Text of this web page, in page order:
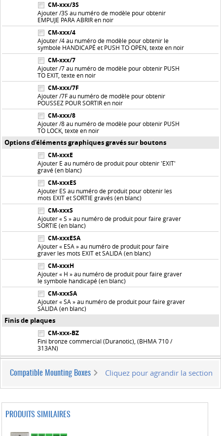
CM-xxx/3S
Ajouter /3S au numéro de modèle pour obtenir
EMPUJE PARA ABRIR en noir
CM-xxx/4
Ajouter /4 au numéro de modèle pour obtenir le
symbole HANDICAPÉ et PUSH TO OPEN, texte en noir
CM-xxx/7
Ajouter /7 au numéro de modèle pour obtenir PUSH
TO EXIT, texte en noir
CM-xxx/7F
Ajouter /7F au numéro de modèle pour obtenir
POUSSEZ POUR SORTIR en noir
CM-xxx/8
Ajouter /8 au numéro de modèle pour obtenir PUSH
TO LOCK, texte en noir
Options d'éléments graphiques gravés sur boutons
CM-xxxE
Ajouter E au numéro de produit pour obtenir 'EXIT'
gravé (en blanc)
CM-xxxES
Ajouter ES au numéro de produit pour obtenir les
mots EXIT et SORTIE gravés (en blanc)
CM-xxxS
Ajouter « S » au numéro de produit pour faire graver
SORTIE (en blanc)
CM-xxxESA
Ajouter « ESA » au numéro de produit pour faire
graver les mots EXIT et SALIDA (en blanc)
CM-xxxH
Ajouter « H » au numéro de produit pour faire graver
le symbole handicapé (en blanc)
CM-xxxSA
Ajouter « SA » au numéro de produit pour faire graver
SALIDA (en blanc)
Finis de plaques
CM-xxx-BZ
Fini bronze commercial (Duranotic), (BHMA 710 /
313AN)
Compatible Mounting Boxes Cliquez pour agrandir la section
PRODUITS SIMILAIRES